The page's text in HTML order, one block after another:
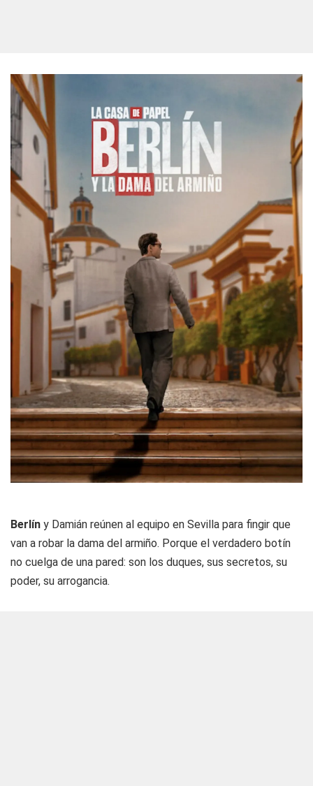
Berlín y Damián reúnen al equipo en Sevilla para fingir que
van a robar la dama del armiño. Porque el verdadero botín
no cuelga de una pared: son los duques, sus secretos, su
poder, su arrogancia.